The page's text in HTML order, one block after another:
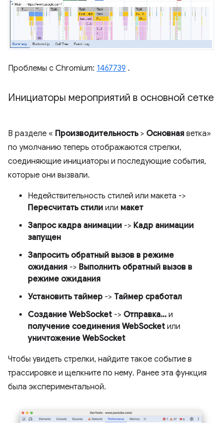
Проблемы с Chromium: 1467739 .
Инициаторы мероприятий в основной сетке
В разделе « Производительность> Основная ветка»
по умолчанию теперь отображаются стрелки,
соединяющие инициаторы и последующие события,
которые они вызвали.
Недействительность стилей или макета ->
Пересчитать стили или макет
Запрос кадра анимации -> Кадр анимации
запущен
Запросить обратный вызов в режиме
ожидания -> Выполнить обратный вызов в
режиме ожидания
Установить таймер -> Таймер сработал
Создание WebSocket -> Отправка... и
получение соединения WebSocket или
уничтожение WebSocket
Чтобы увидеть стрелки, найдите такое событие в
трассировке и щелкните по нему. Ранее эта функция
была экспериментальной.